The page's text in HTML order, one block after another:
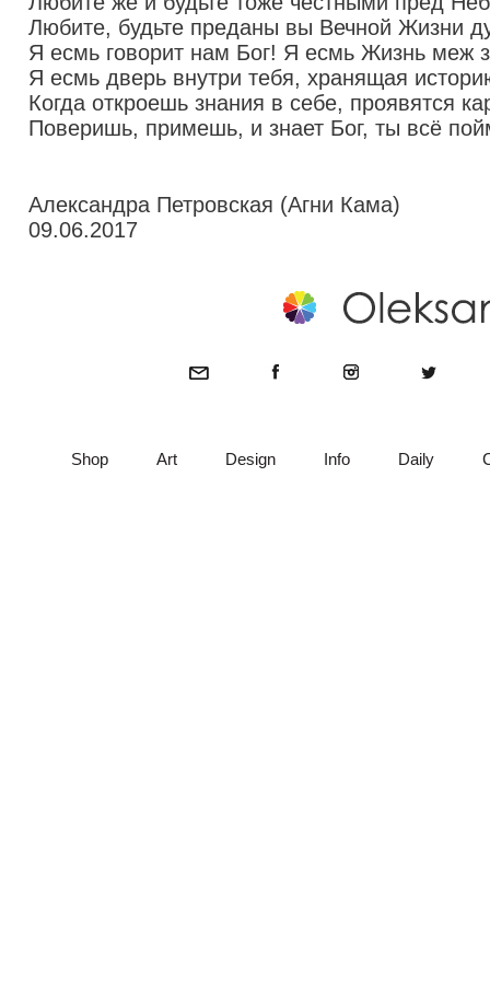
Любите, будьте преданы вы Вечной Жизни
Я есмь говорит нам Бог! Я есмь Жизнь меж
Я есмь дверь внутри тебя, хранящая
Когда откроешь знания в себе, проявятся
Поверишь, примешь, и знает Бог, ты всё
Александра Петровская (Агни Кама)
09.06.2017
Shop Art Design Info Daily